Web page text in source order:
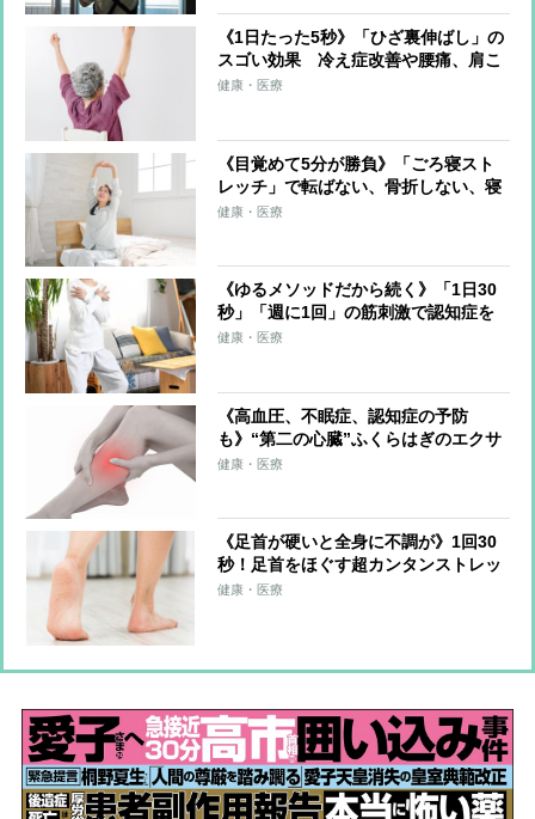
《1日たった5秒》「ひざ裏伸ばし」の
スゴい効果 冷え症改善や腰痛、肩こ
り、片頭痛の軽減も
健康・医療
《目覚めて5分が勝負》「ごろ寝スト
レッチ」で転ばない、骨折しない、寝
たきりにならない体に
健康・医療
《ゆるメソッドだから続く》「1日30
秒」「週に1回」の筋刺激で認知症を
予防する「30秒スクワット」
健康・医療
《高血圧、不眠症、認知症の予防
も》“第二の心臓”ふくらはぎのエクサ
サイズを医師が伝授！血流改善、筋肉
健康・医療
《足首が硬いと全身に不調が》1回30
秒！足首をほぐす超カンタンストレッ
チ 足首を硬くしない習慣も紹介
健康・医療